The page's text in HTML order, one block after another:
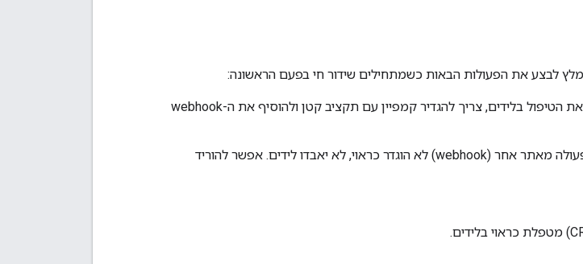
אחרי השימוש בבודק ה-API כדי לאמת את הטיפול בלידים, צריך להגדיר קמפיין עם תקציב קטן ולהוסיף את ה-webhook
: אם השילוב של התגובה לפעולה מאתר אחר (webhook) לא הוגדר כראוי, לא יאבדו לידים. אפשר להוריד